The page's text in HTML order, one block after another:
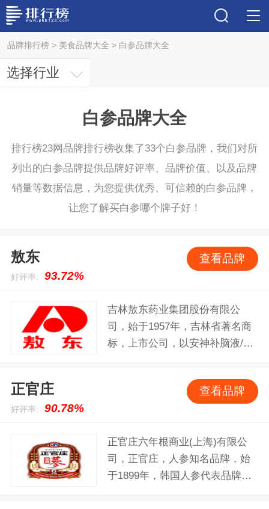
品牌排行榜> 美食品牌大全 > 白参品牌大全
选择行业
白参品牌大全
排行榜23网品牌排行榜收集了33个白参品牌，我们对所
列出的白参品牌提供品牌好评率、品牌价值、以及品牌
销量等数据信息，为您提供优秀、可信赖的白参品牌，
让您了解买白参哪个牌子好！
敖东
好评率: 93.72%
查看品牌
吉林敖东药业集团股份有限公
司，始于1957年，吉林省著名商
标，上市公司，以安神补脑液/血
主推药品，集医药业、证券业、
采矿业、公路建设业为一体的控
正官庄
好评率: 90.78%
查看品牌
正官庄六年根商业(上海)有限公
司，正官庄，人参知名品牌，始
于1899年，韩国人参代表品牌，